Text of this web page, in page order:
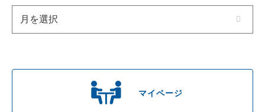
マイページ